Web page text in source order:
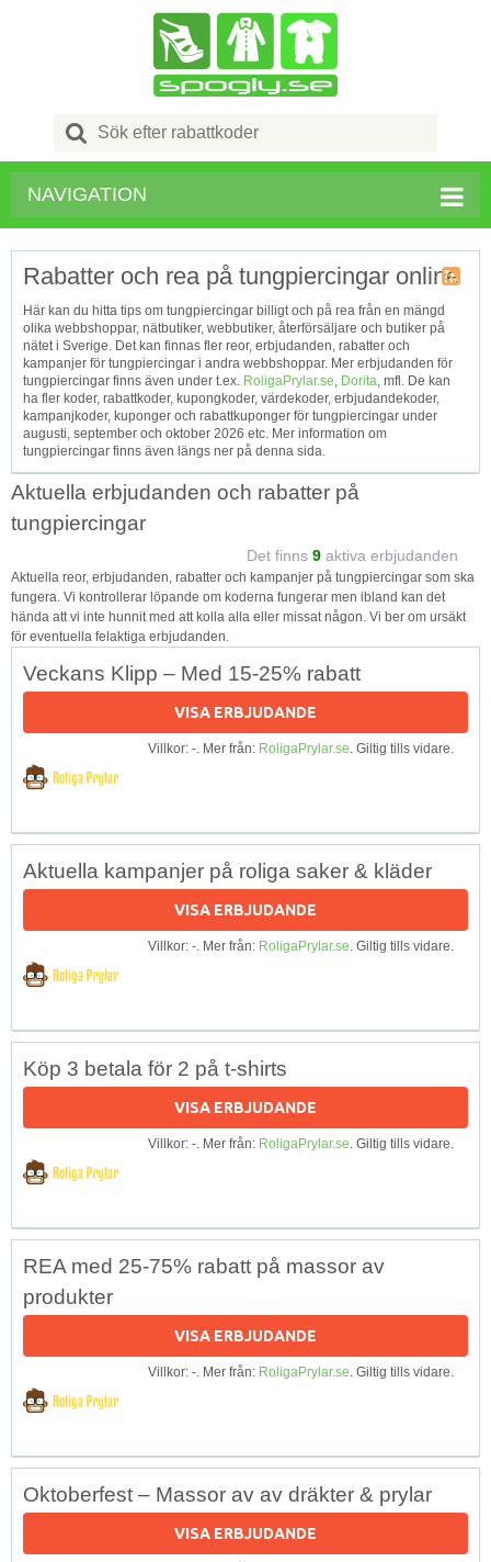
Search
for:
NAVIGATION
Tagg
Rabatter och rea på tungpiercingar online
Här kan du hitta tips om tungpiercingar billigt och på rea från en mängd
olika webbshoppar, nätbutiker, webbutiker, återförsäljare och butiker på
nätet i Sverige. Det kan finnas fler reor, erbjudanden, rabatter och
kampanjer för tungpiercingar i andra webbshoppar. Mer erbjudanden för
tungpiercingar finns även under t.ex. RoligaPrylar.se, Dorita, mfl. De kan
ha fler koder, rabattkoder, kupongkoder, värdekoder, erbjudandekoder,
kampanjkoder, kuponger och rabattkuponger för tungpiercingar under
augusti, september och oktober 2026 etc. Mer information om
tungpiercingar finns även längs ner på denna sida.
Aktuella erbjudanden och rabatter på
tungpiercingar
Det finns 9 aktiva erbjudanden
Aktuella reor, erbjudanden, rabatter och kampanjer på tungpiercingar som ska
fungera. Vi kontrollerar löpande om koderna fungerar men ibland kan det
hända att vi inte hunnit med att kolla alla eller missat någon. Vi ber om ursäkt
för eventuella felaktiga erbjudanden.
Veckans Klipp – Med 15-25% rabatt
VISA ERBJUDANDE
Villkor: -. Mer från: RoligaPrylar.se. Giltig tills vidare.
Aktuella kampanjer på roliga saker & kläder
VISA ERBJUDANDE
Villkor: -. Mer från: RoligaPrylar.se. Giltig tills vidare.
Köp 3 betala för 2 på t-shirts
VISA ERBJUDANDE
Villkor: -. Mer från: RoligaPrylar.se. Giltig tills vidare.
REA med 25-75% rabatt på massor av
produkter
VISA ERBJUDANDE
Villkor: -. Mer från: RoligaPrylar.se. Giltig tills vidare.
Oktoberfest – Massor av av dräkter & prylar
VISA ERBJUDANDE